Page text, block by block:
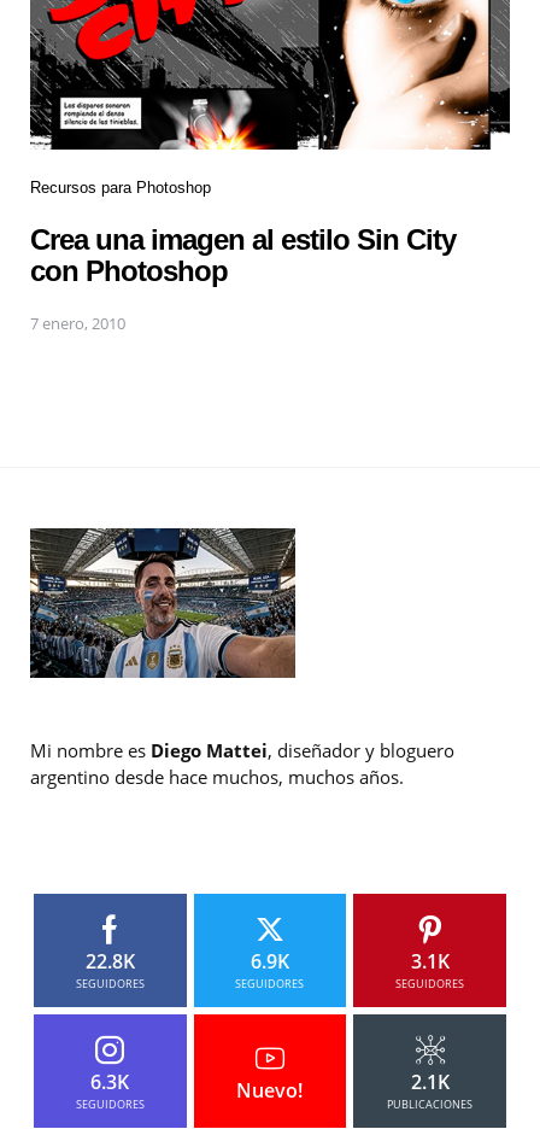
Recursos para Photoshop
Crea una imagen al estilo Sin City
con Photoshop
7 enero, 2010
Mi nombre es Diego Mattei, diseñador y bloguero
argentino desde hace muchos, muchos años.
22.8K
SEGUIDORES
6.9K
SEGUIDORES
3.1K
SEGUIDORES
6.3K
SEGUIDORES
Nuevo! 2.1K
PUBLICACIONES